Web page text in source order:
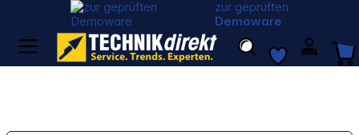
zur geprüften
Demoware